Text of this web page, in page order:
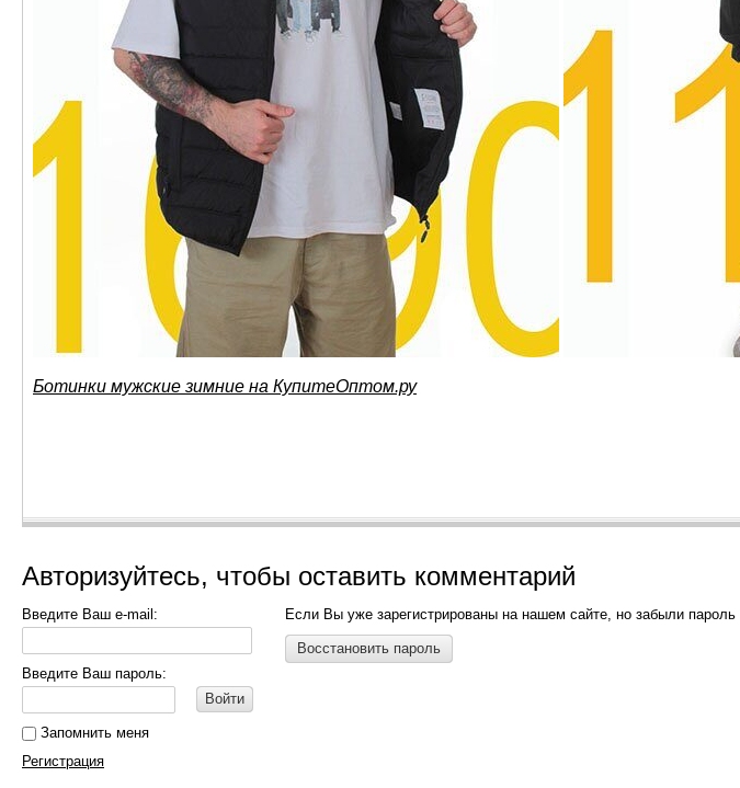
Ботинки мужские зимние на КупитеОптом.ру
Авторизуйтесь, чтобы оставить комментарий
Введите Ваш e-mail:
Введите Ваш пароль:
Войти
Запомнить меня
Регистрация
Если Вы уже зарегистрированы на нашем сайте, но забыли
Восстановить пароль